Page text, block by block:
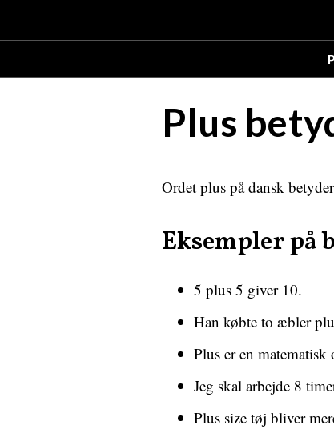
Plus
Ordet plus på dansk
Eksempler på
5 plus 5 giver 10.
Han købte to æbler
Plus er en matematisk
Jeg skal arbejde 8
Plus size tøj bliver